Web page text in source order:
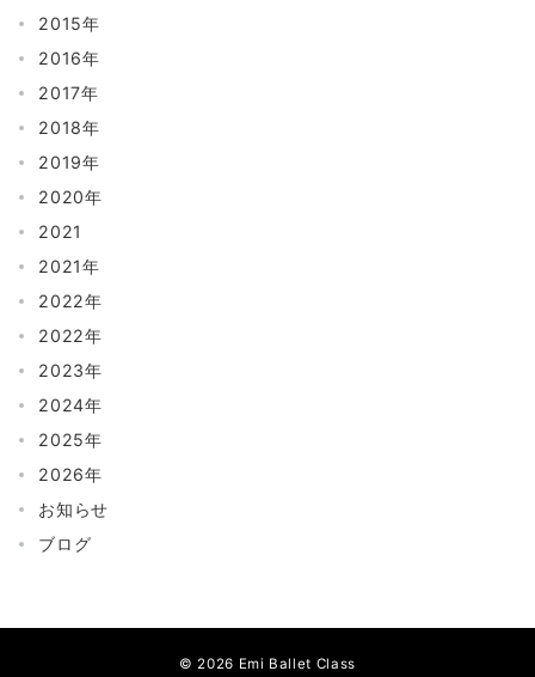
2015年
2016年
2017年
2018年
2019年
2020年
2021
2021年
2022年
2022年
2023年
2024年
2025年
2026年
お知らせ
ブログ
© 2026 Emi Ballet Class